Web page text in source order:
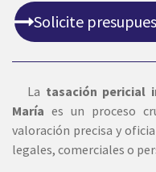
Solicite
La tasación pericial
María es un proceso
valoración precisa y
legales, comerciales o